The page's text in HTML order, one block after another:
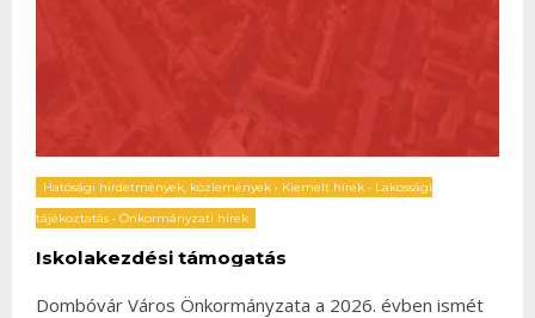
Hatósági hirdetmények, közlemények • Kiemelt hírek • Lakossági
tájékoztatás • Önkormányzati hírek
Iskolakezdési támogatás
Dombóvár Város Önkormányzata a 2026. évben ismét